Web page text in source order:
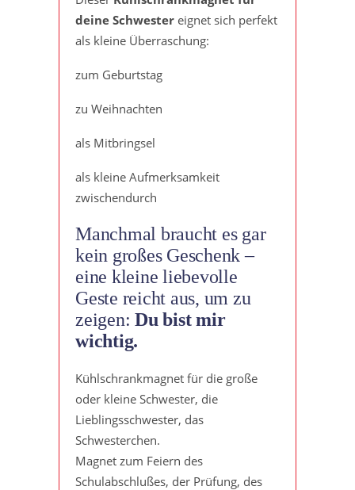
deine Schwester eignet sich perfekt
als kleine Überraschung:
zum Geburtstag
zu Weihnachten
als Mitbringsel
als kleine Aufmerksamkeit
zwischendurch
Manchmal braucht es gar
kein großes Geschenk –
eine kleine liebevolle
Geste reicht aus, um zu
zeigen:Du bist mir
wichtig.
Kühlschrankmagnet für die große
oder kleine Schwester, die
Lieblingsschwester, das
Schwesterchen.
Magnet zum Feiern des
Schulabschlußes, der Prüfung, des